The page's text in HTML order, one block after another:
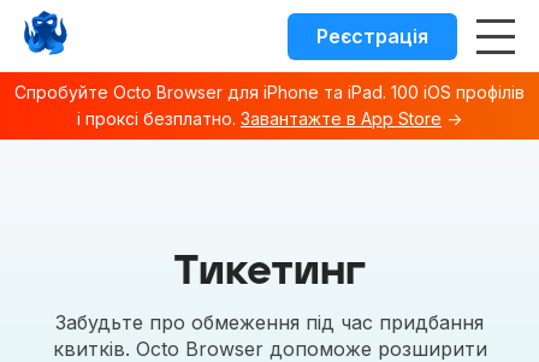
Спробуйте Octo Browser для iPhone та iPad. 100 iOS профілів
і проксі безплатно. Завантажте в App Store →
Use this file to discover all available documentation
Реєстрація
Тикетинг
Забудьте про обмеження під час придбання
квитків. Octo Browser допоможе розширити